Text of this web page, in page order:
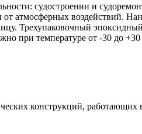
судостроении и
атмосферных воздействий.
Трехупаковочный
при температуре от -30 до
конструкций,